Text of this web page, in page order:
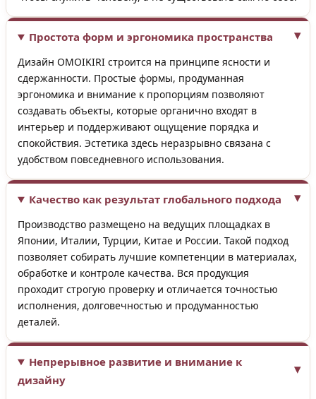
Простота форм и эргономика пространства
Дизайн OMOIKIRI строится на принципе ясности и
сдержанности. Простые формы, продуманная
эргономика и внимание к пропорциям позволяют
создавать объекты, которые органично входят в
интерьер и поддерживают ощущение порядка и
спокойствия. Эстетика здесь неразрывно связана с
удобством повседневного использования.
Качество как результат глобального подхода
Производство размещено на ведущих площадках в
Японии, Италии, Турции, Китае и России. Такой подход
позволяет собирать лучшие компетенции в материалах,
обработке и контроле качества. Вся продукция
проходит строгую проверку и отличается точностью
исполнения, долговечностью и продуманностью
деталей.
Непрерывное развитие и внимание к
дизайну